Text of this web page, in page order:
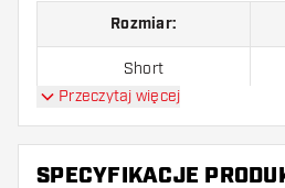
Rozmiar:
Short
Przeczytaj więcej
SPECYFIKACJE